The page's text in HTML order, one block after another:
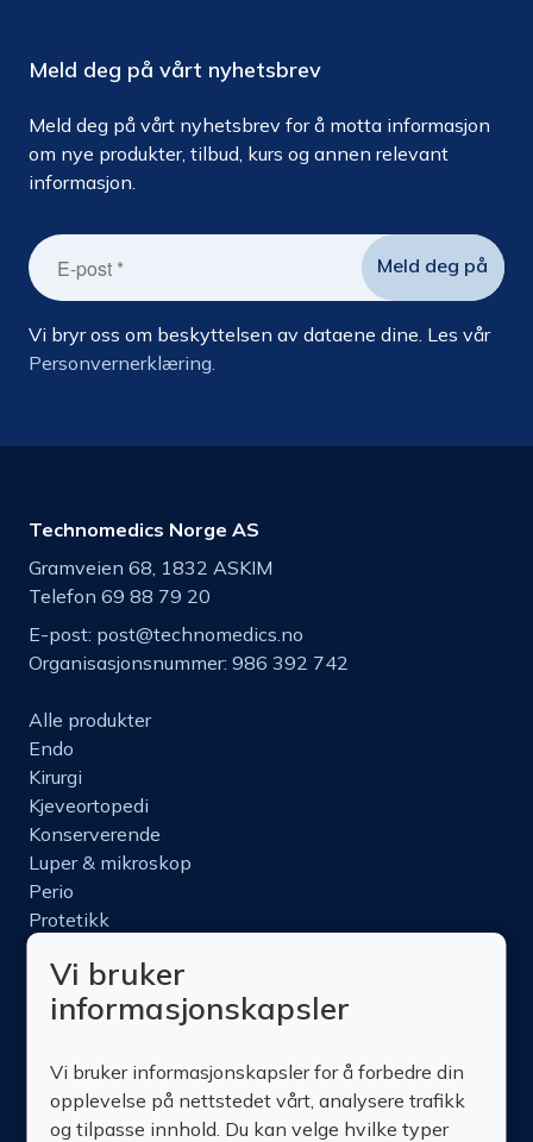
Meld deg på vårt nyhetsbrev
Meld deg på vårt nyhetsbrev for å motta informasjon
om nye produkter, tilbud, kurs og annen relevant
informasjon.
Vi bryr oss om beskyttelsen av dataene dine. Les vår
Personvernerklæring.
Technomedics Norge AS
Gramveien 68, 1832 ASKIM
Telefon 69 88 79 20
E-post: post@technomedics.no
Organisasjonsnummer: 986 392 742
Alle produkter
Endo
Kirurgi
Kjeveortopedi
Konserverende
Luper & mikroskop
Perio
Protetikk
Nettbutikk
Produktinfo
Om oss
Kontakt oss
Vi bruker
informasjonskapsler
Vi bruker informasjonskapsler for å forbedre din
opplevelse på nettstedet vårt, analysere trafikk
og tilpasse innhold. Du kan velge hvilke typer